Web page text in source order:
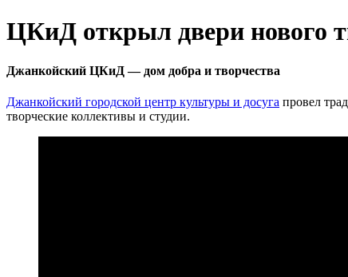
ЦКиД открыл двери нового
Джанкойский ЦКиД — дом добра и творчества
Джанкойский городской центр культуры и досуга провел
творческие коллективы и студии.